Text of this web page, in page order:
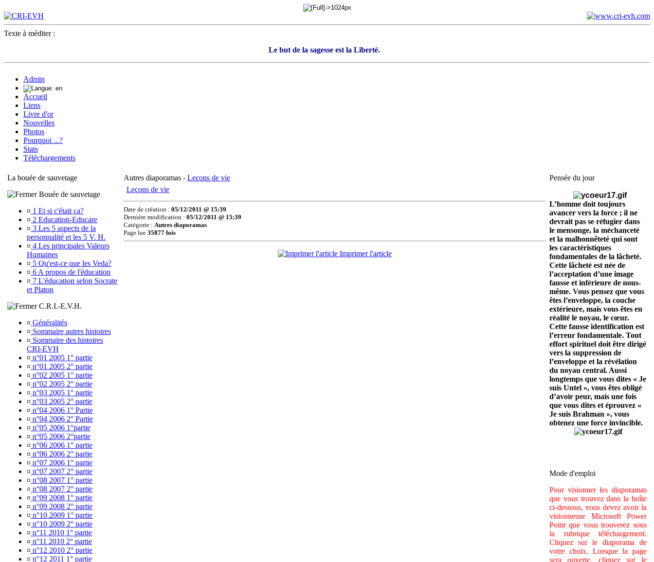
Texte à méditer :
Le but de la sagesse est la Liberté.
Admin
Accueil
Liens
Livre d'or
Nouvelles
Photos
Pourquoi ...?
Stats
Téléchargements
La bouée de sauvetage
Bouée de sauvetage
¤ 1 Et si c'était ça?
¤ 2 Education-Educare
¤ 3 Les 5 aspects de la
personnalité et les 5 V. H.
¤ 4 Les principales Valeurs
Humaines
¤ 5 Qu'est-ce que les Veda?
¤ 6 A propos de l'éducation
¤ 7 L'éducation selon Socrate
et Platon
C.R.I.-E.V.H.
¤ Généralités
¤ Sommaire autres histoires
¤ Sommaire des histoires
CRI-EVH
¤ n°01 2005 1° partie
¤ n°01 2005 2° partie
¤ n°02 2005 1° partie
¤ n°02 2005 2° partie
¤ n°03 2005 1° partie
¤ n°03 2005 2° partie
¤ n°04 2006 1° Partie
¤ n°04 2006 2° Partie
¤ n°05 2006 1°partie
¤ n°05 2006 2°partie
¤ n°06 2006 1° partie
¤ n°06 2006 2° partie
¤ n°07 2006 1° partie
¤ n°07 2007 2° partie
¤ n°08 2007 1° partie
¤ n°08 2007 2° partie
¤ n°09 2008 1° partie
¤ n°09 2008 2° partie
¤ n°10 2009 1° partie
¤ n°10 2009 2° partie
¤ n°11 2010 1° partie
¤ n°11 2010 2° partie
¤ n°12 2010 2° partie
¤ n°12 2011 1° partie
Autres diaporamas - Leçons de vie
Leçons de vie
Date de création : 05/12/2011 @ 15:39
Dernière modification : 05/12/2011 @ 15:39
Catégorie : Autres diaporamas
Page lue 35877 fois
Imprimer l'article
Pensée du jour
L’homme doit toujours
avancer vers la force ; il ne
devrait pas se réfugier dans
le mensonge, la méchanceté
et la malhonnêteté qui sont
les caractéristiques
fondamentales de la lâcheté.
Cette lâcheté est née de
l’acceptation d’une image
fausse et inférieure de nous-
même. Vous pensez que vous
êtes l’enveloppe, la couche
extérieure, mais vous êtes en
réalité le noyau, le cœur.
Cette fausse identification est
l’erreur fondamentale. Tout
effort spirituel doit être dirigé
vers la suppression de
l’enveloppe et la révélation
du noyau central. Aussi
longtemps que vous dites « Je
suis Untel », vous êtes obligé
d’avoir peur, mais une fois
que vous dites et éprouvez «
Je suis Brahman », vous
obtenez une force invincible.
Mode d'emploi
Pour visionner les diaporamas
que vous trouvez dans la boîte
ci-dessous, vous devez avoir la
visionneuse Microsoft Power
Point que vous trouverez sous
la rubrique téléchargement.
Cliquez sur le diaporama de
votre choix. Lorsque la page
sera ouverte, cliquez sur le